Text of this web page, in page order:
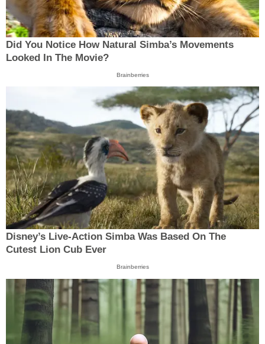
Did You Notice How Natural Simba’s Movements
Looked In The Movie?
Brainberries
Disney’s Live-Action Simba Was Based On The
Cutest Lion Cub Ever
Brainberries